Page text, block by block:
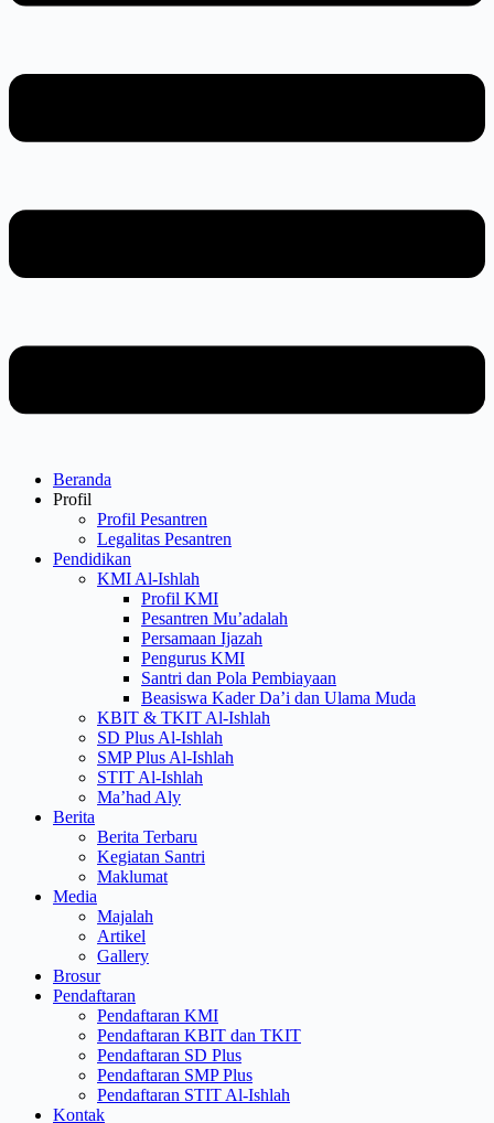
Beranda
Profil
Profil Pesantren
Legalitas Pesantren
Pendidikan
KMI Al-Ishlah
Profil KMI
Pesantren Mu’adalah
Persamaan Ijazah
Pengurus KMI
Santri dan Pola Pembiayaan
Beasiswa Kader Da’i dan Ulama Muda
KBIT & TKIT Al-Ishlah
SD Plus Al-Ishlah
SMP Plus Al-Ishlah
STIT Al-Ishlah
Ma’had Aly
Berita
Berita Terbaru
Kegiatan Santri
Maklumat
Media
Majalah
Artikel
Gallery
Brosur
Pendaftaran
Pendaftaran KMI
Pendaftaran KBIT dan TKIT
Pendaftaran SD Plus
Pendaftaran SMP Plus
Pendaftaran STIT Al-Ishlah
Kontak